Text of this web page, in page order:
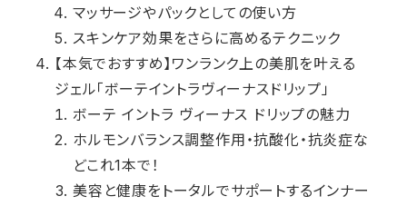
マッサージやパックとしての使い方
スキンケア効果をさらに高めるテクニック
【本気でおすすめ】ワンランク上の美肌を叶える
ジェル「ボーテイントラヴィーナスドリップ」
ボーテ イントラ ヴィーナス ドリップの魅力
ホルモンバランス調整作用・抗酸化・抗炎症な
どこれ1本で！
美容と健康をトータルでサポートするインナー